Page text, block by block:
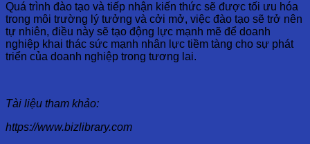
Quá trình đào tạo và tiếp nhận kiến thức sẽ được tối ưu hóa
trong môi trường lý tưởng và cởi mở, việc đào tạo sẽ trở nên
tự nhiên, điều này sẽ tạo động lực mạnh mẽ để doanh
nghiệp khai thác sức mạnh nhân lực tiềm tàng cho sự phát
triển của doanh nghiệp trong tương lai.
Tài liệu tham khảo:
https://www.bizlibrary.com